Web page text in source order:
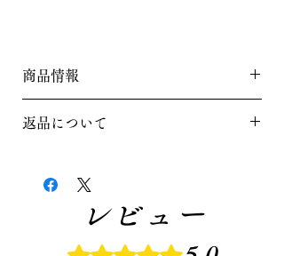
商品情報
う。
味を楽しみたい。
そんな方のために作ったのが、吹田
返品について
方はお問い合わせください。
レビュー
5つ星のうち5と評価されています